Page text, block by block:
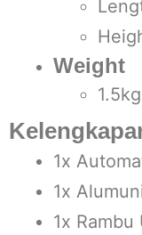
Weight
1x
1x
1x Rambu